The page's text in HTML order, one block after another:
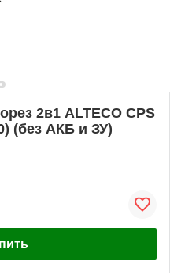
2в1 ALTECO CPS
(без АКБ и ЗУ)